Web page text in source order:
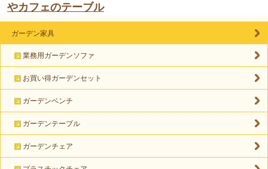
やカフェのテーブル
ガーデン家具
業務用ガーデンソファ
お買い得ガーデンセット
ガーデンベンチ
ガーデンテーブル
ガーデンチェア